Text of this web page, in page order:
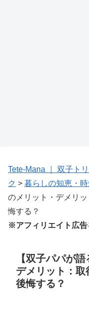
Tete-Mana ｜ 双子ト
ク > 暮らしの知恵・時
のメリット・デメリ
悔する？
※アフィリエイト広
【双子パパが
デメリット：取
後悔する？